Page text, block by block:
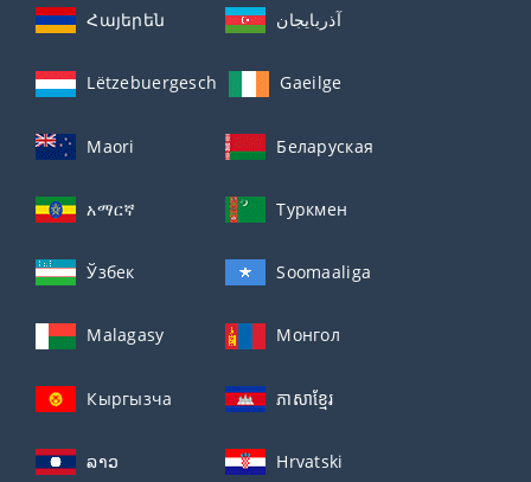
Հայերեն آذربايجان
Lëtzebuergesch Gaeilge
Maori Беларуская
አማርኛ Туркмен
Ўзбек Soomaaliga
Malagasy Монгол
Кыргызча ភាសាខ្មែរ
ລາວ Hrvatski